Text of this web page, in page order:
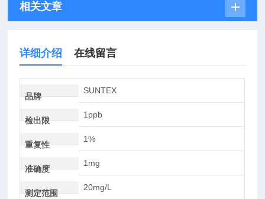
相关文章
详细介绍 在线留言
品牌
SUNTEX
检出限
1ppb
重复性
1%
准确度
1mg
测定范围
20mg/L